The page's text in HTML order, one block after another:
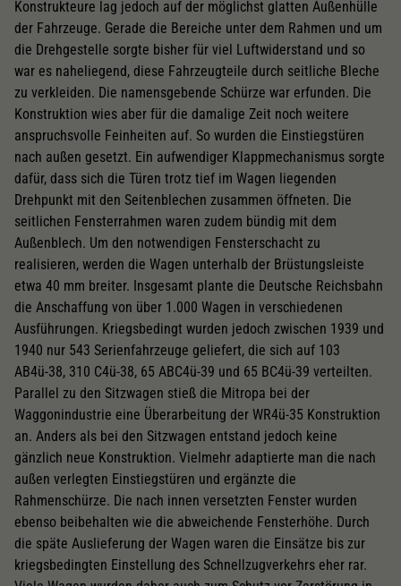
Konstrukteure lag jedoch auf der möglichst glatten Außenhülle
der Fahrzeuge. Gerade die Bereiche unter dem Rahmen und um
die Drehgestelle sorgte bisher für viel Luftwiderstand und so
war es naheliegend, diese Fahrzeugteile durch seitliche Bleche
zu verkleiden. Die namensgebende Schürze war erfunden. Die
Konstruktion wies aber für die damalige Zeit noch weitere
anspruchsvolle Feinheiten auf. So wurden die Einstiegstüren
nach außen gesetzt. Ein aufwendiger Klappmechanismus sorgte
dafür, dass sich die Türen trotz tief im Wagen liegenden
Drehpunkt mit den Seitenblechen zusammen öffneten. Die
seitlichen Fensterrahmen waren zudem bündig mit dem
Außenblech. Um den notwendigen Fensterschacht zu
realisieren, werden die Wagen unterhalb der Brüstungsleiste
etwa 40 mm breiter. Insgesamt plante die Deutsche Reichsbahn
die Anschaffung von über 1.000 Wagen in verschiedenen
Ausführungen. Kriegsbedingt wurden jedoch zwischen 1939 und
1940 nur 543 Serienfahrzeuge geliefert, die sich auf 103
AB4ü-38, 310 C4ü-38, 65 ABC4ü-39 und 65 BC4ü-39 verteilten.
Parallel zu den Sitzwagen stieß die Mitropa bei der
Waggonindustrie eine Überarbeitung der WR4ü-35 Konstruktion
an. Anders als bei den Sitzwagen entstand jedoch keine
gänzlich neue Konstruktion. Vielmehr adaptierte man die nach
außen verlegten Einstiegstüren und ergänzte die
Rahmenschürze. Die nach innen versetzten Fenster wurden
ebenso beibehalten wie die abweichende Fensterhöhe. Durch
die späte Auslieferung der Wagen waren die Einsätze bis zur
kriegsbedingten Einstellung des Schnellzugverkehrs eher rar.